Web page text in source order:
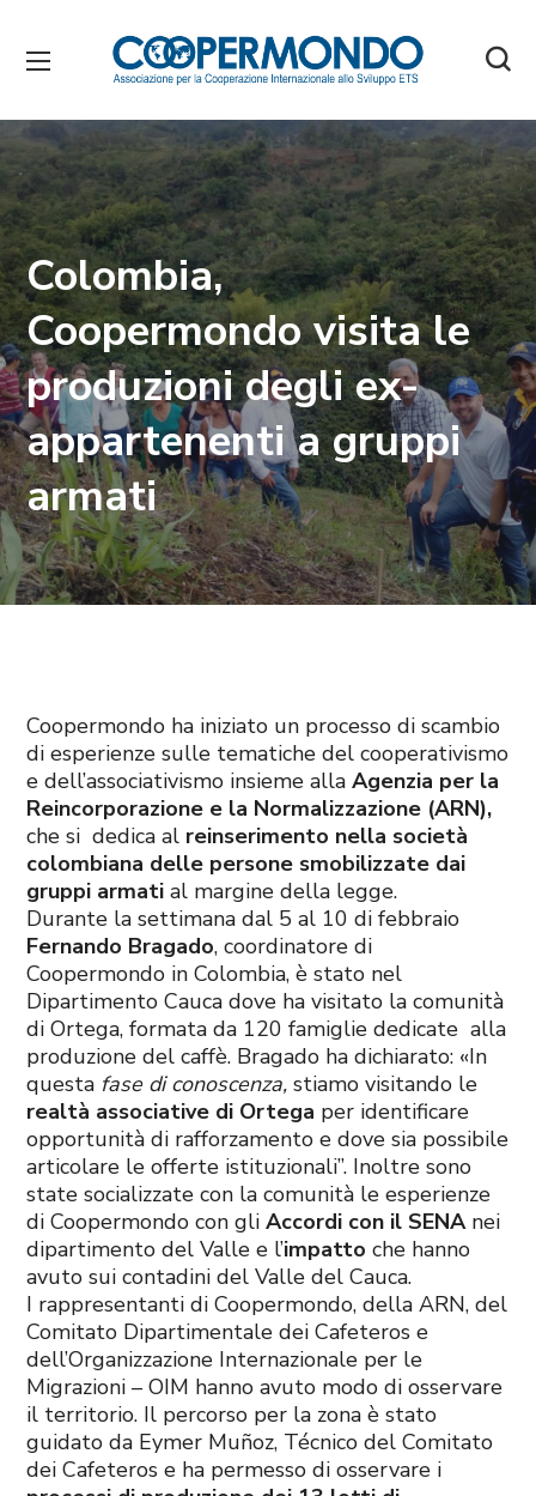
Colombia,
Coopermondo visita le
produzioni degli ex-
appartenenti a gruppi
armati
Coopermondo ha iniziato un processo di scambio
di esperienze sulle tematiche del cooperativismo
e dell’associativismo insieme allaAgenzia per la
Reincorporazione e la Normalizzazione (ARN),
che si dedica al reinserimento nella società
colombiana delle persone smobilizzate dai
gruppi armati al margine della legge.
Durante la settimana dal 5 al 10 di febbraio
Fernando Bragado, coordinatore di
Coopermondo in Colombia, è stato nel
Dipartimento Cauca dove ha visitato la comunità
di Ortega, formata da 120 famiglie dedicate alla
produzione del caffè. Bragado ha dichiarato: «In
questa fase di conoscenza, stiamo visitando le
realtà associative di Ortega per identificare
opportunità di rafforzamento e dove sia possibile
articolare le offerte istituzionali”. Inoltre sono
state socializzate con la comunità le esperienze
di Coopermondo con gliAccordi con il SENAnei
dipartimento del Valle e l’impatto che hanno
avuto sui contadini del Valle del Cauca.
I rappresentanti di Coopermondo, della ARN, del
Comitato Dipartimentale dei Cafeteros e
dell’Organizzazione Internazionale per le
Migrazioni – OIM hanno avuto modo di osservare
il territorio. Il percorso per la zona è stato
guidato da Eymer Muñoz, Técnico del Comitato
dei Cafeteros e ha permesso di osservare i